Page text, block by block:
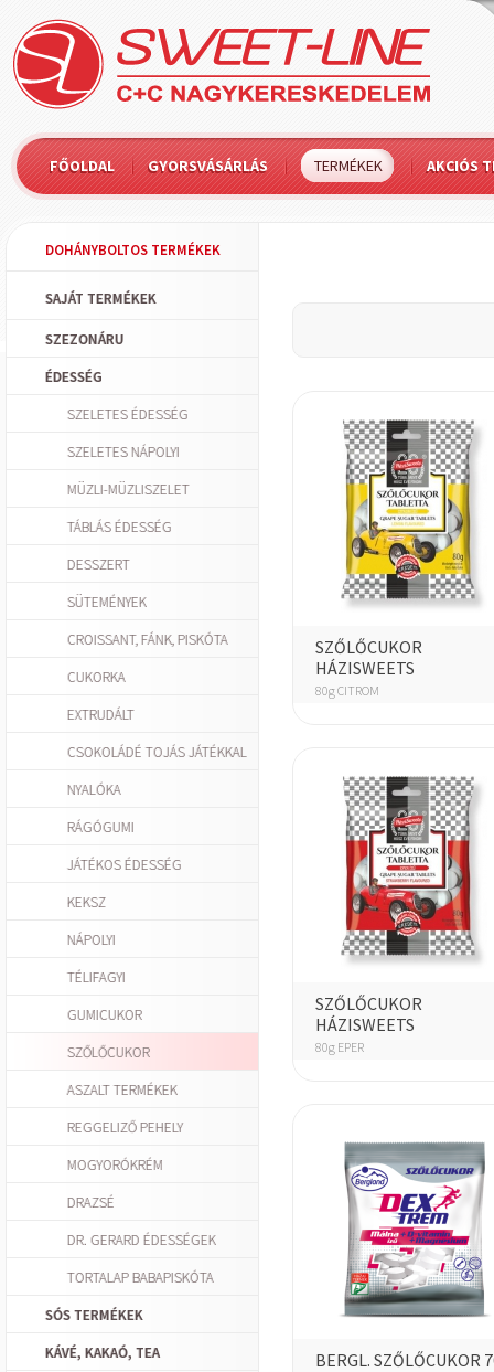
FŐOLDAL GYORSVÁSÁRLÁS TERMÉKEK AKCIÓS
DOHÁNYBOLTOS TERMÉKEK
SAJÁT TERMÉKEK
SZEZONÁRU
ÉDESSÉG
SZELETES ÉDESSÉG
SZELETES NÁPOLYI
MÜZLI-MÜZLISZELET
TÁBLÁS ÉDESSÉG
DESSZERT
SÜTEMÉNYEK
CROISSANT, FÁNK, PISKÓTA
CUKORKA
EXTRUDÁLT
CSOKOLÁDÉ TOJÁS JÁTÉKKAL
NYALÓKA
RÁGÓGUMI
JÁTÉKOS ÉDESSÉG
KEKSZ
NÁPOLYI
TÉLIFAGYI
GUMICUKOR
SZŐLŐCUKOR
ASZALT TERMÉKEK
REGGELIZŐ PEHELY
MOGYORÓKRÉM
DRAZSÉ
DR. GERARD ÉDESSÉGEK
TORTALAP BABAPISKÓTA
SÓS TERMÉKEK
KÁVÉ, KAKAÓ, TEA
SZŐLŐCUKOR
HÁZISWEETS
80g CITROM
SZŐLŐCUKOR
HÁZISWEETS
80g EPER
BERGL. SZŐLŐCUKOR